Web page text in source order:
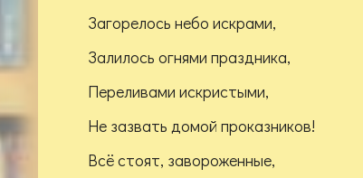
Загорелось небо искрами,
Залилось огнями праздника,
Переливами искристыми,
Не зазвать домой проказников!
Всё стоят, завороженные,